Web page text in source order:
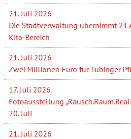
21. Juli 2026
Die Stadtverwaltung übernimmt 21
Kita-Bereich
21. Juli 2026
Zwei Millionen Euro für Tübinger
17. Juli 2026
Fotoausstellung
20. Juli
21. Juli 2026